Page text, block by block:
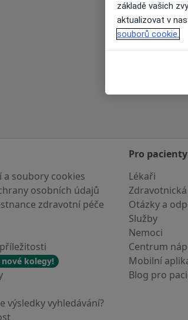
a soubory cookies
osobních údajů
zdravotní péče
kolegy!
výsledky vyhledávání?
Pro pacienty
Lékaři
Otázky a
Služby
Nemoci
Centrum
Mobilní
Blog pro
základě vašich
aktualizovat v
souborů cookie.